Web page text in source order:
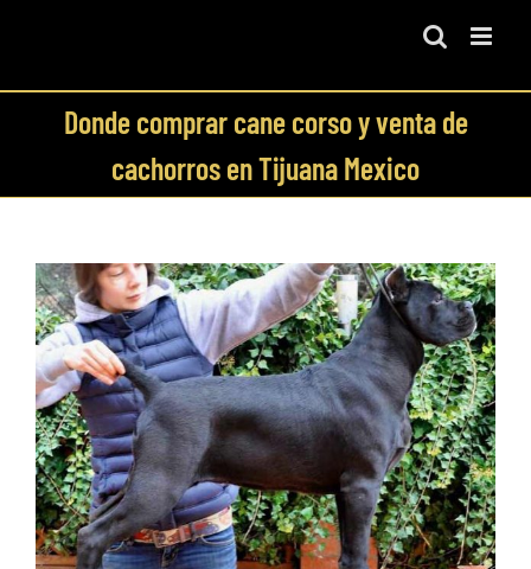
Donde comprar cane corso y venta de
cachorros en Tijuana Mexico